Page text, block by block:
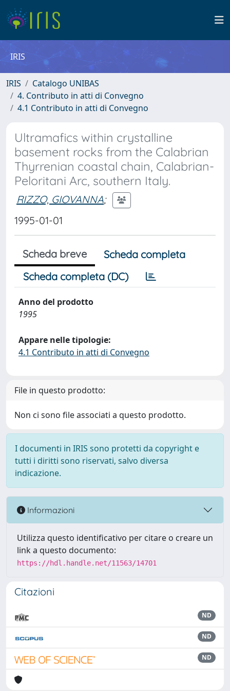
IRIS
IRIS
Catalogo UNIBAS
4. Contributo in atti di Convegno
4.1 Contributo in atti di Convegno
Ultramafics within crystalline
basement rocks from the Calabrian
Thyrrenian coastal chain, Calabrian-
Peloritani Arc, southern Italy.
RIZZO, GIOVANNA;
1995-01-01
Scheda breve
Scheda completa
Scheda completa (DC)
Anno del prodotto
1995
Appare nelle tipologie:
4.1 Contributo in atti di Convegno
File in questo prodotto:
Non ci sono file associati a questo prodotto.
I documenti in IRIS sono protetti da copyright e
tutti i diritti sono riservati, salvo diversa
indicazione.
Informazioni
Utilizza questo identificativo per citare o creare un
link a questo documento:
https://hdl.handle.net/11563/14701
Citazioni
ND
ND
ND